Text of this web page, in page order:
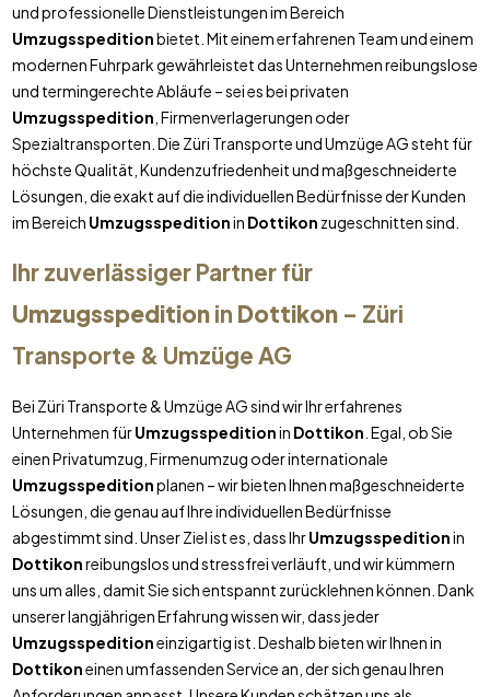
und professionelle Dienstleistungen im Bereich
Umzugsspeditionbietet. Mit einem erfahrenen Team und einem
modernen Fuhrpark gewährleistet das Unternehmen reibungslose
und termingerechte Abläufe – sei es bei privaten
Umzugsspedition , Firmenverlagerungen oder
Spezialtransporten. Die Züri Transporte und Umzüge AG steht für
höchste Qualität, Kundenzufriedenheit und maßgeschneiderte
Lösungen, die exakt auf die individuellen Bedürfnisse der Kunden
im Bereich Umzugsspeditionin Dottikon zugeschnitten sind.
Ihr zuverlässiger Partner für
Umzugsspeditionin Dottikon– Züri
Transporte & Umzüge AG
Bei Züri Transporte & Umzüge AG sind wir Ihr erfahrenes
Unternehmen fürUmzugsspeditionin Dottikon . Egal, ob Sie
einen Privatumzug, Firmenumzug oder internationale
Umzugsspeditionplanen – wir bieten Ihnen maßgeschneiderte
Lösungen, die genau auf Ihre individuellen Bedürfnisse
abgestimmt sind. Unser Ziel ist es, dass IhrUmzugsspeditionin
Dottikonreibungslos und stressfrei verläuft, und wir kümmern
uns um alles, damit Sie sich entspannt zurücklehnen können. Dank
unserer langjährigen Erfahrung wissen wir, dass jeder
Umzugsspeditioneinzigartig ist. Deshalb bieten wir Ihnen in
Dottikoneinen umfassenden Service an, der sich genau Ihren